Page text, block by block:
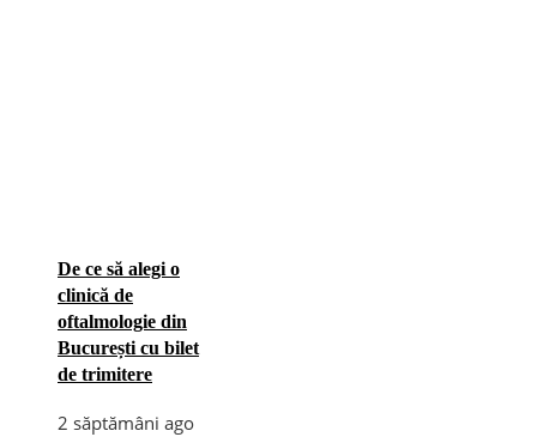
De ce să alegi o
clinică de
oftalmologie din
București cu bilet
de trimitere
2 săptămâni ago